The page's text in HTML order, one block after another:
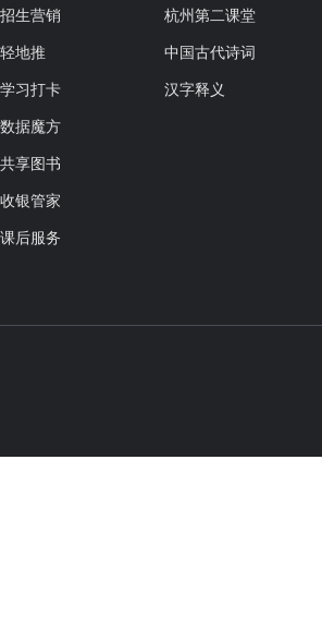
招生营销
轻地推
学习打卡
数据魔方
共享图书
收银管家
课后服务
杭州第二课堂
中国古代诗词
汉字释义